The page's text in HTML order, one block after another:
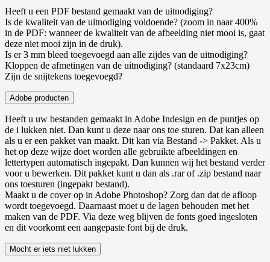
Heeft u een PDF bestand gemaakt van de uitnodiging?
Is de kwaliteit van de uitnodiging voldoende? (zoom in naar 400%
in de PDF: wanneer de kwaliteit van de afbeelding niet mooi is, gaat
deze niet mooi zijn in de druk).
Is er 3 mm bleed toegevoegd aan alle zijdes van de uitnodiging?
Kloppen de afmetingen van de uitnodiging? (standaard 7x23cm)
Zijn de snijtekens toegevoegd?
Adobe producten
Heeft u uw bestanden gemaakt in Adobe Indesign en de puntjes op
de i lukken niet. Dan kunt u deze naar ons toe sturen. Dat kan alleen
als u er een pakket van maakt. Dit kan via Bestand -> Pakket. Als u
het op deze wijze doet worden alle gebruikte afbeeldingen en
lettertypen automatisch ingepakt. Dan kunnen wij het bestand verder
voor u bewerken. Dit pakket kunt u dan als .rar of .zip bestand naar
ons toesturen (ingepakt bestand).
Maakt u de cover op in Adobe Photoshop? Zorg dan dat de afloop
wordt toegevoegd. Daarnaast moet u de lagen behouden met het
maken van de PDF. Via deze weg blijven de fonts goed ingesloten
en dit voorkomt een aangepaste font bij de druk.
Mocht er iets niet lukken